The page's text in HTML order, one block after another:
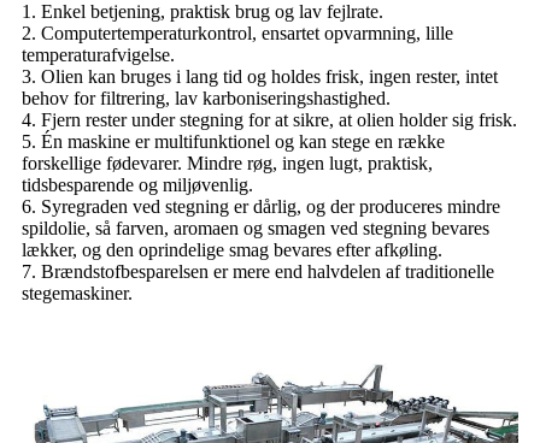
1. Enkel betjening, praktisk brug og lav fejlrate.
2. Computertemperaturkontrol, ensartet opvarmning, lille
temperaturafvigelse.
3. Olien kan bruges i lang tid og holdes frisk, ingen rester, intet
behov for filtrering, lav karboniseringshastighed.
4. Fjern rester under stegning for at sikre, at olien holder sig frisk.
5. Én maskine er multifunktionel og kan stege en række
forskellige fødevarer. Mindre røg, ingen lugt, praktisk,
tidsbesparende og miljøvenlig.
6. Syregraden ved stegning er dårlig, og der produceres mindre
spildolie, så farven, aromaen og smagen ved stegning bevares
lækker, og den oprindelige smag bevares efter afkøling.
7. Brændstofbesparelsen er mere end halvdelen af ​​traditionelle
stegemaskiner.